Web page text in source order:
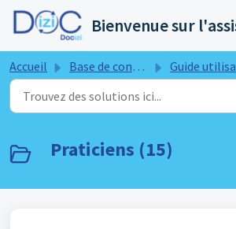
Passer au contenu principal
Accueil Base de connaissances Guide utilisateur
Praticiens (15)